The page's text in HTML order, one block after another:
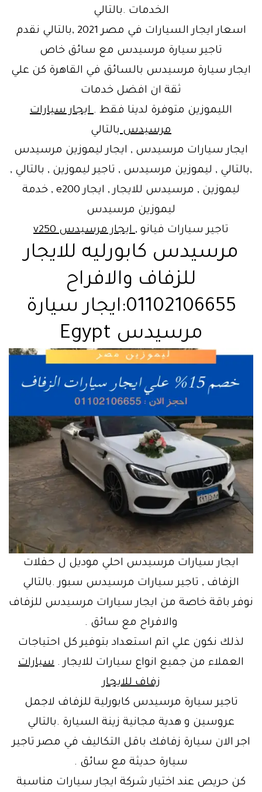
الخدمات .بالتالي
اسعار ايجار السيارات في مصر 2021 ,بالتالي نقدم
تاجير سيارة مرسيدس مع سائق خاص
ايجار سيارة مرسيدس بالسائق في القاهرة كن علي
ثقة ان افضل خدمات
الليموزين متوفرة لدينا فقط .ايجار سيارات
مرسيدسبالتالي
ايجار سيارات مرسيدس , ايجار ليموزين مرسيدس
,بالتالي , ليموزين مرسيدس , تاجير ليموزين , بالتالي ,
ليموزين , مرسيدس للايجار , ايجار e200 , خدمة
ليموزين مرسيدس
تاجير سيارات فيانو ,ايجار مرسيدس v250
مرسيدس كابورليه للايجار
للزفاف والافراح
01102106655:ايجار سيارة
مرسيدس Egypt
ايجار سيارات مرسيدس احلي موديل ل حفلات
الزفاف , تاجير سيارات مرسيدس سبور .بالتالي
نوفر باقة خاصة من ايجار سيارات مرسيدس للزفاف
والافراح مع سائق .
لذلك نكون علي اتم استعداد بتوفير كل احتياجات
العملاء من جميع انواع سيارات للايجار . سيارات
زفاف للايجار
تاجير سيارة مرسيدس كابورلية للزفاف لاجمل
عروسين و هدية مجانية زينة السيارة .بالتالي
اجر الان سيارة زفافك باقل التكاليف في مصر تاجير
سيارة حديثة مع سائق .
كن حريص عند اختيار شركة ايجار سيارات مناسبة